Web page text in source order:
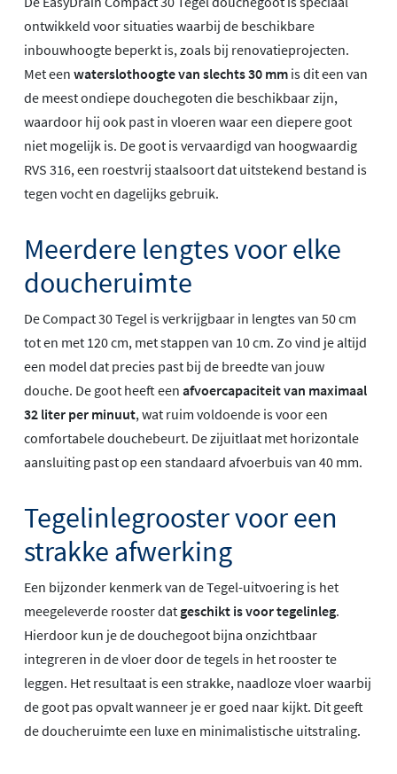
ontwikkeld voor situaties waarbij de beschikbare
inbouwhoogte beperkt is, zoals bij renovatieprojecten.
Met een waterslothoogte van slechts 30 mm is dit een van
de meest ondiepe douchegoten die beschikbaar zijn,
waardoor hij ook past in vloeren waar een diepere goot
niet mogelijk is. De goot is vervaardigd van hoogwaardig
RVS 316, een roestvrij staalsoort dat uitstekend bestand is
tegen vocht en dagelijks gebruik.
Meerdere lengtes voor elke
doucheruimte
De Compact 30 Tegel is verkrijgbaar in lengtes van 50 cm
tot en met 120 cm, met stappen van 10 cm. Zo vind je altijd
een model dat precies past bij de breedte van jouw
douche. De goot heeft een afvoercapaciteit van maximaal
32 liter per minuut, wat ruim voldoende is voor een
comfortabele douchebeurt. De zijuitlaat met horizontale
aansluiting past op een standaard afvoerbuis van 40 mm.
Tegelinlegrooster voor een
strakke afwerking
Een bijzonder kenmerk van de Tegel-uitvoering is het
meegeleverde rooster dat geschikt is voor tegelinleg.
Hierdoor kun je de douchegoot bijna onzichtbaar
integreren in de vloer door de tegels in het rooster te
leggen. Het resultaat is een strakke, naadloze vloer waarbij
de goot pas opvalt wanneer je er goed naar kijkt. Dit geeft
de doucheruimte een luxe en minimalistische uitstraling.